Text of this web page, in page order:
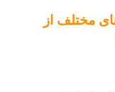
مختلف از